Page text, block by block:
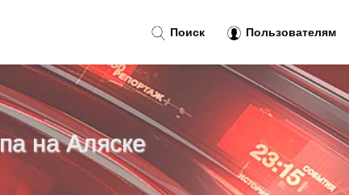
на Аляске
Поиск Пользователям